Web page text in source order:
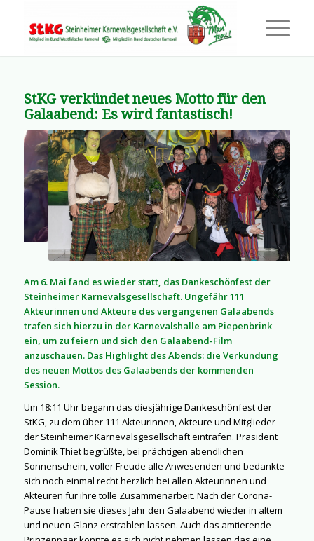
StKG verkündet neues Motto für den
Galaabend: Es wird fantastisch!
Am 6. Mai fand es wieder statt, das Dankeschönfest der
Steinheimer Karnevalsgesellschaft. Ungefähr 111
Akteurinnen und Akteure des vergangenen Galaabends
trafen sich hierzu in der Karnevalshalle am Piepenbrink
ein, um zu feiern und sich den Galaabend-Film
anzuschauen. Das Highlight des Abends: die Verkündung
des neuen Mottos des Galaabends der kommenden
Session.
Um 18:11 Uhr begann das diesjährige Dankeschönfest der
StKG, zu dem über 111 Akteurinnen, Akteure und Mitglieder
der Steinheimer Karnevalsgesellschaft eintrafen. Präsident
Dominik Thiet begrüßte, bei prächtigen abendlichen
Sonnenschein, voller Freude alle Anwesenden und bedankte
sich noch einmal recht herzlich bei allen Akteurinnen und
Akteuren für ihre tolle Zusammenarbeit. Nach der Corona-
Pause haben sie dieses Jahr den Galaabend wieder in altem
und neuen Glanz erstrahlen lassen. Auch das amtierende